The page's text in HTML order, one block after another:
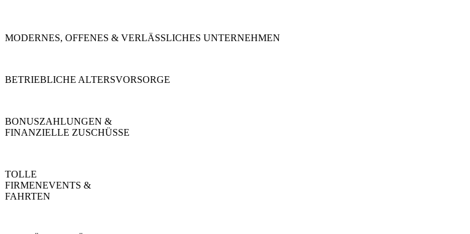
MODERNES, OFFENES & VERLÄSSLICHES UNTERNEHMEN
BETRIEBLICHE ALTERSVORSORGE
BONUSZAHLUNGEN &
FINANZIELLE ZUSCHÜSSE
TOLLE
FIRMENEVENTS &
FAHRTEN